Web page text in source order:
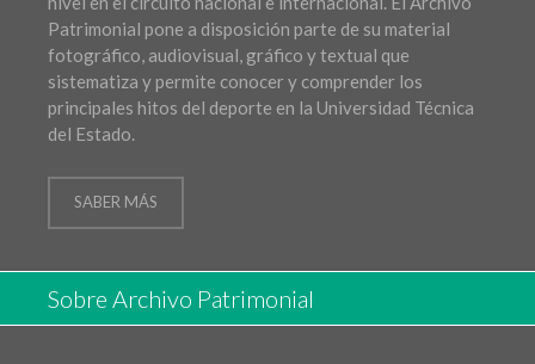
Patrimonial pone a disposición parte de su material
fotográfico, audiovisual, gráfico y textual que
sistematiza y permite conocer y comprender los
principales hitos del deporte en la Universidad Técnica
del Estado.
SABER MÁS
Sobre Archivo Patrimonial